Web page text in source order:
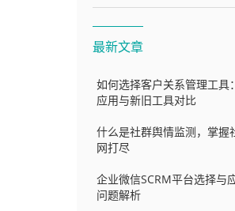
最新文章
如何选择客户关系管理工具
应用与新旧工具对比
什么是社群舆情监测，掌握
网打尽
企业微信SCRM平台选择与
问题解析